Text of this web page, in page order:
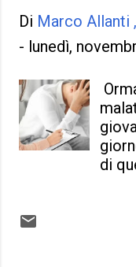
è
del
in
Di Marco Allanti
- lunedì,
di